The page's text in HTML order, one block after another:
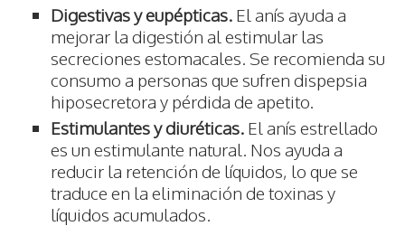
Digestivas y eupépticas. El anís ayuda a
mejorar la digestión al estimular las
secreciones estomacales. Se recomienda su
consumo a personas que sufren dispepsia
hiposecretora y pérdida de apetito.
Estimulantes y diuréticas. El anís estrellado
es un estimulante natural. Nos ayuda a
reducir la retención de líquidos, lo que se
traduce en la eliminación de toxinas y
líquidos acumulados.